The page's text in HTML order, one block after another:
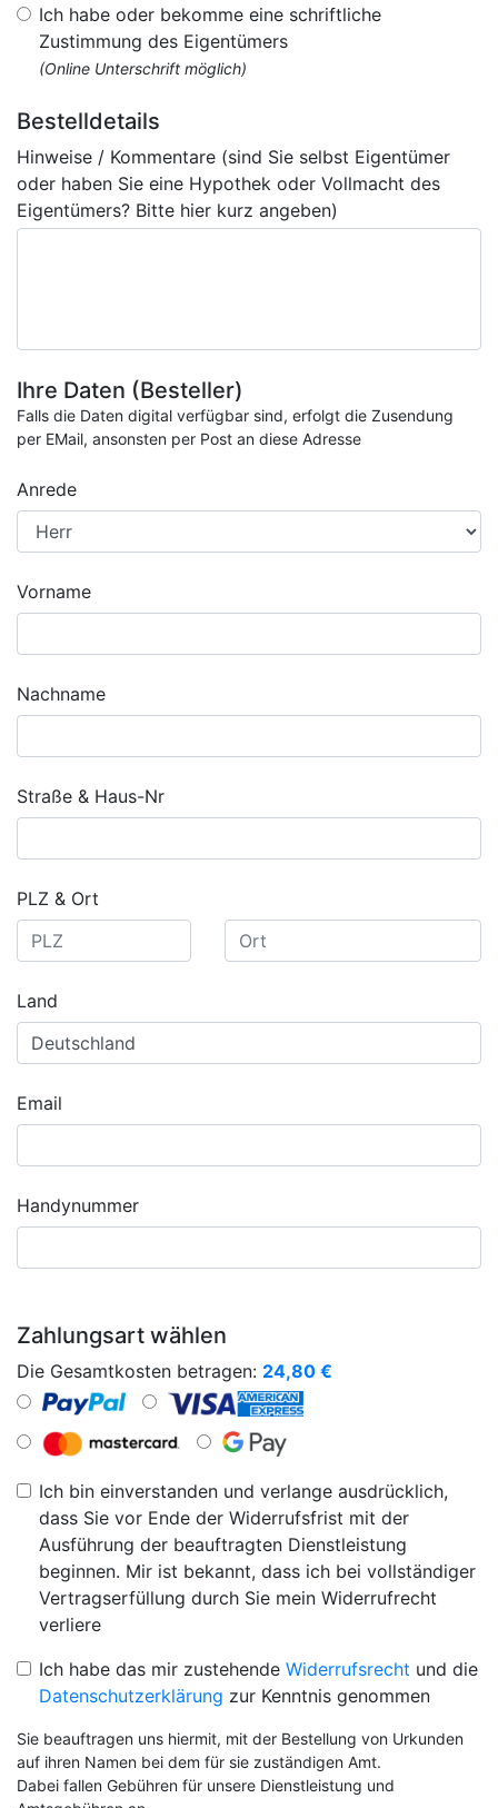
Ich habe oder bekomme eine schriftliche
Zustimmung des Eigentümers
(Online Unterschrift möglich)
Bestelldetails
Hinweise / Kommentare (sind Sie selbst Eigentümer
oder haben Sie eine Hypothek oder Vollmacht des
Eigentümers? Bitte hier kurz angeben)
Ihre Daten (Besteller)
Falls die Daten digital verfügbar sind, erfolgt die Zusendung
per EMail, ansonsten per Post an diese Adresse
Anrede
Vorname
Nachname
Straße & Haus-Nr
PLZ & Ort
Land
Email
Handynummer
Zahlungsart wählen
Die Gesamtkosten betragen: 24,80 €
Ich bin einverstanden und verlange ausdrücklich,
dass Sie vor Ende der Widerrufsfrist mit der
Ausführung der beauftragten Dienstleistung
beginnen. Mir ist bekannt, dass ich bei vollständiger
Vertragserfüllung durch Sie mein Widerrufrecht
verliere
Ich habe das mir zustehende Widerrufsrecht und die
Datenschutzerklärung zur Kenntnis genommen
Sie beauftragen uns hiermit, mit der Bestellung von Urkunden
auf ihren Namen bei dem für sie zuständigen Amt.
Dabei fallen Gebühren für unsere Dienstleistung und